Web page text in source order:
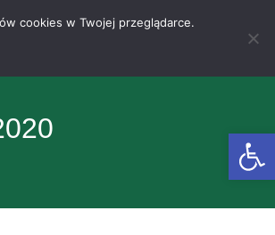
cookies w Twojej przeglądarce.